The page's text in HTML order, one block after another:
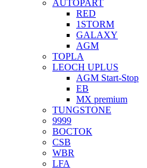
AUTOPART
RED
1STORM
GALAXY
AGM
TOPLA
LEOCH UPLUS
AGM Start-Stop
EB
MX premium
TUNGSTONE
9999
ВОСТОК
CSB
WBR
LFA